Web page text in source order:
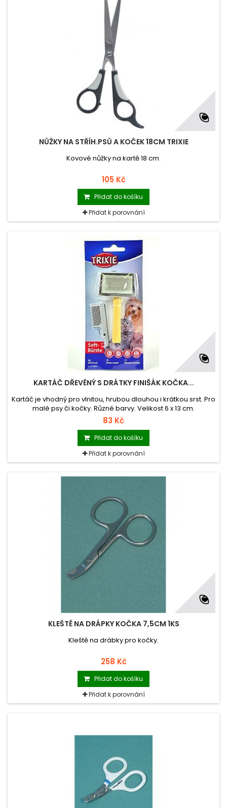
NŮŽKY NA STŘÍH.PSŮ A KOČEK 18CM TRIXIE
Kovové nůžky na kartě 18 cm.
105 Kč
Přidat do košíku
Přidat k porovnání
KARTÁČ DŘEVĚNÝ S DRÁTKY FINIŠÁK KOČKA...
Kartáč je vhodný pro vlnitou, hrubou dlouhou i krátkou srst. Pro
malé psy či kočky. Různé barvy. Velikost 6 x 13 cm.
83 Kč
Přidat do košíku
Přidat k porovnání
KLEŠTĚ NA DRÁPKY KOČKA 7,5CM 1KS
Kleště na drábky pro kočky.
258 Kč
Přidat do košíku
Přidat k porovnání